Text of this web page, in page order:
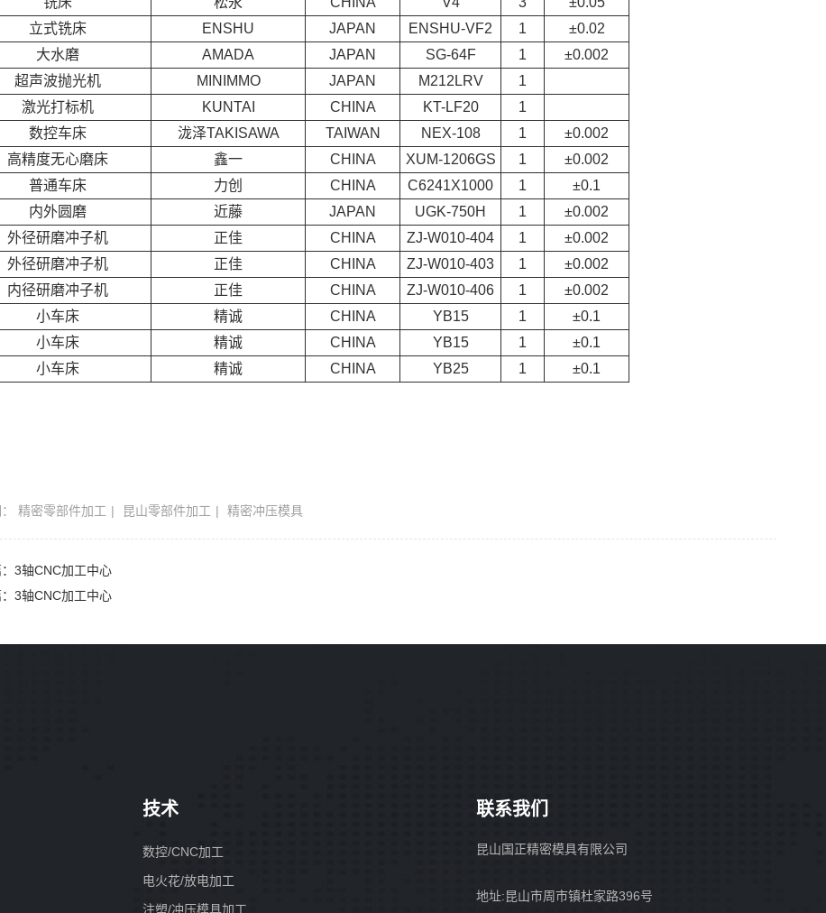
立式铣床
ENSHU JAPAN ENSHU-VF2 1
±0.02
大水磨
AMADA JAPAN SG-64F 1
±0.002
超声波抛光机
MINIMMO JAPAN M212LRV
1
激光打标机
KUNTAI CHINA KT-LF20
1
数控车床
泷泽TAKISAWA TAIWAN NEX-108 1
±0.002
高精度无心磨床
鑫一 CHINA XUM-1206GS 1
±0.002
普通车床
力创 CHINA C6241X1000 1
±0.1
内外圆磨
近藤 JAPAN UGK-750H 1
±0.002
外径研磨冲子机
正佳 CHINA ZJ-W010-404 1
±0.002
外径研磨冲子机
正佳 CHINA ZJ-W010-403 1
±0.002
内径研磨冲子机
正佳 CHINA ZJ-W010-406 1
±0.002
小车床
精诚 CHINA YB15 1
±0.1
小车床
精诚 CHINA YB15 1
±0.1
小车床
精诚 CHINA YB25 1 ±0.1
：精密零部件加工 昆山零部件加工 精密冲压模具
：3轴CNC加工中心
3轴CNC加工中心
技术
数控/CNC加工
电火花/放电加工
注塑/冲压模具加工
联系我们
昆山国正精密模具有限公司
地址:昆山市周市镇杜家路396号